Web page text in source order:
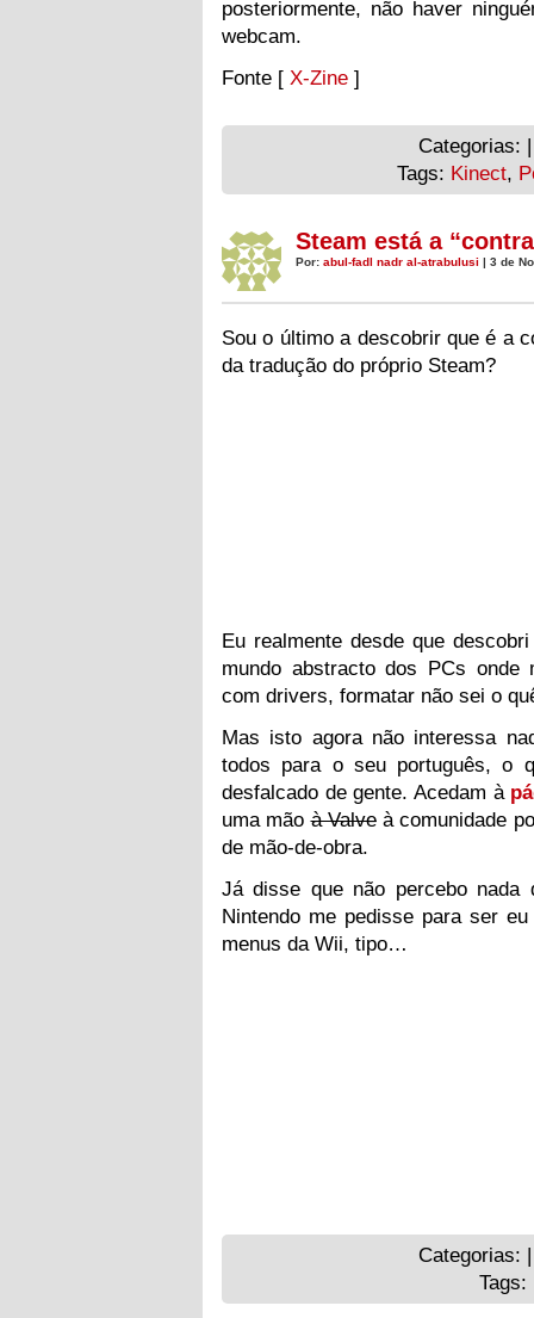
posteriormente, não haver
webcam.
Fonte [ X-Zine ]
Categorias:
Tags: Kinect,
Steam está a
Por: abul-fadl nadr al-atrabulusi | 3 de
Sou o último a descobrir que é a
da tradução do próprio Steam?
Eu realmente desde que
mundo abstracto dos PCs
com drivers, formatar não sei o
Mas isto agora não interessa
todos para o seu português, o
desfalcado de gente. Acedam à
uma mãoà Valveà comunidade
de mão-de-obra.
Já disse que não percebo
Nintendo me pedisse para ser
menus da Wii, tipo…
Categorias:
Tags: